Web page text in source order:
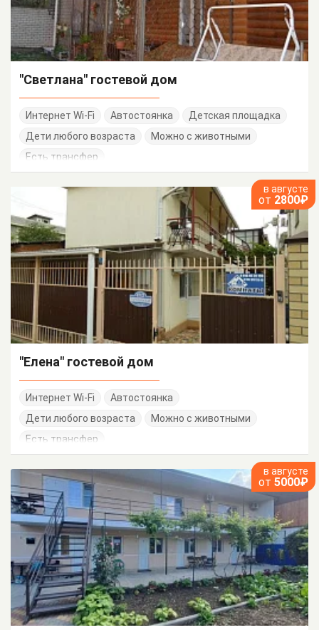
"Светлана" гостевой дом
Интернет Wi-Fi Автостоянка
Детская площадка
Дети любого возраста
Можно с животными
Есть трансфер
в августе
от 2800₽
"Елена" гостевой дом
Интернет Wi-Fi
Автостоянка
Дети любого возраста
Можно с животными
Есть трансфер
в августе
от 5000₽